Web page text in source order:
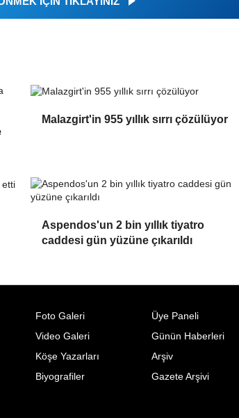
Malazgirt'in 955 yıllık sırrı çözülüyor
Aspendos'un 2 bin yıllık tiyatro
caddesi gün yüzüne çıkarıldı
Foto Galeri
Video Galeri
Köşe Yazarları
Biyografiler
Üye Paneli
Günün Haberleri
Arşiv
Gazete Arşivi